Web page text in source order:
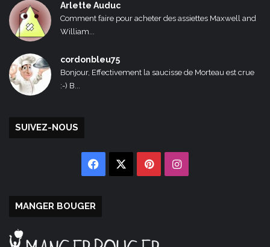
Arlette Auduc
Comment faire pour acheter des assiettes Maxwell and
William...
cordonbleu75
Bonjour, Effectivement la saucisse de Morteau est crue
:-) B...
SUIVEZ-NOUS
Facebook PinterestInstagram
MANGER BOUGER